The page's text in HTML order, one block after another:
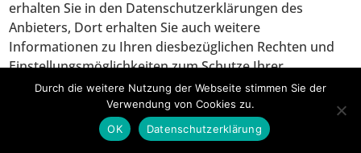
erhalten Sie in den Datenschutzerklärungen des
Anbieters, Dort erhalten Sie auch weitere
Informationen zu Ihren diesbezüglichen Rechten und
Einstellungsmöglichkeiten zum Schutze Ihrer
Privatsphäre (https://policies.google.com/privacy ).
Google verarbeitet Ihre Daten in den USA und hat sich
dem EU-US Privacy Shield unterworfen
https://www.privacyshield.gov/EU-US-Framework
Durch die weitere Nutzung der Webseite stimmen Sie der
Verwendung von Cookies zu.
OK
Datenschutzerklärung